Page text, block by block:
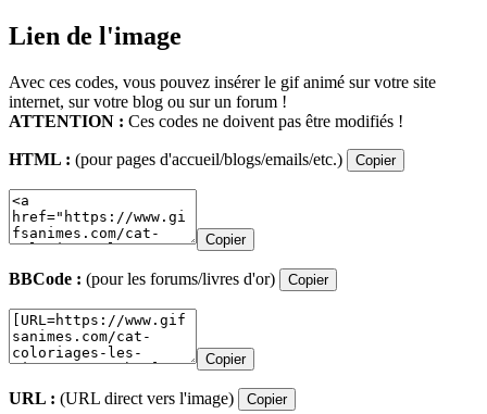
Lien de l'image
Avec ces codes, vous pouvez insérer le gif animé sur votre site
internet, sur votre blog ou sur un forum !
ATTENTION : Ces codes ne doivent pas être modifiés !
HTML : (pour pages d'accueil/blogs/emails/etc.) Copier
Copier
BBCode : (pour les forums/livres d'or) Copier
Copier
URL : (URL direct vers l'image) Copier